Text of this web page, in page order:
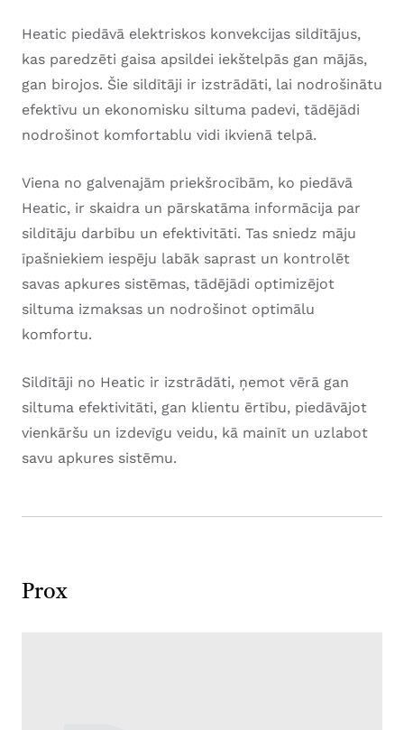
Heatic piedāvā elektriskos konvekcijas sildītājus,
kas paredzēti gaisa apsildei iekštelpās gan mājās,
gan birojos. Šie sildītāji ir izstrādāti, lai nodrošinātu
efektīvu un ekonomisku siltuma padevi, tādējādi
nodrošinot komfortablu vidi ikvienā telpā.
Viena no galvenajām priekšrocībām, ko piedāvā
Heatic, ir skaidra un pārskatāma informācija par
sildītāju darbību un efektivitāti. Tas sniedz māju
īpašniekiem iespēju labāk saprast un kontrolēt
savas apkures sistēmas, tādējādi optimizējot
siltuma izmaksas un nodrošinot optimālu
komfortu.
Sildītāji no Heatic ir izstrādāti, ņemot vērā gan
siltuma efektivitāti, gan klientu ērtību, piedāvājot
vienkāršu un izdevīgu veidu, kā mainīt un uzlabot
savu apkures sistēmu.
Prox